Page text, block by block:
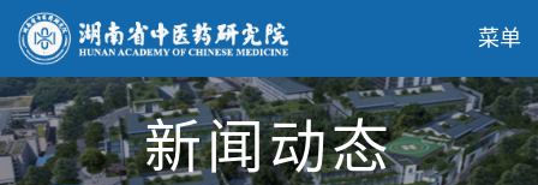
菜单
新闻动态